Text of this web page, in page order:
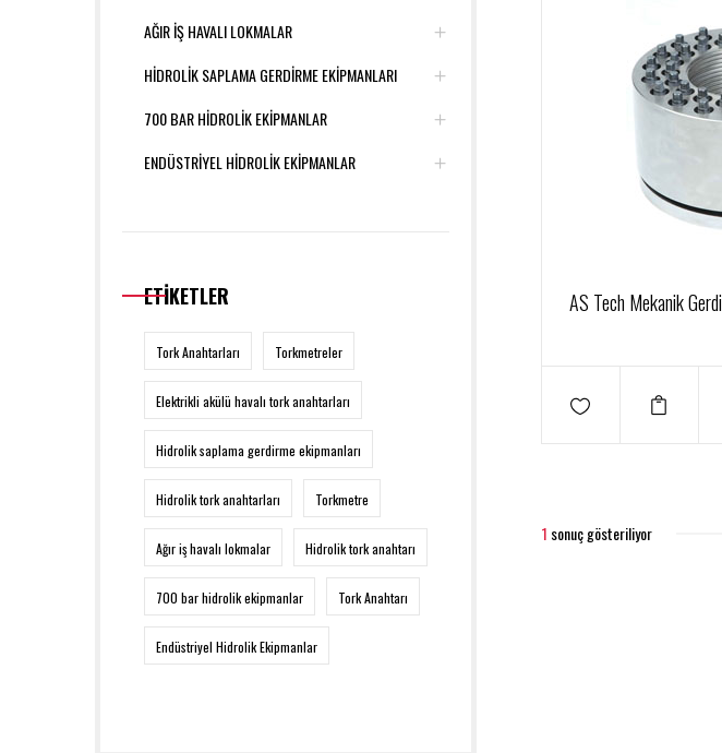
AĞIR İŞ HAVALI LOKMALAR
HİDROLİK SAPLAMA GERDİRME EKİPMANLARI
700 BAR HİDROLİK EKİPMANLAR
ENDÜSTRİYEL HİDROLİK EKİPMANLAR
ETİKETLER
Tork Anahtarları Torkmetreler
Elektrikli akülü havalı tork anahtarları
Hidrolik saplama gerdirme ekipmanları
Hidrolik tork anahtarları Torkmetre
Ağır iş havalı lokmalar Hidrolik tork anahtarı
700 bar hidrolik ekipmanlar Tork Anahtarı
Endüstriyel Hidrolik Ekipmanlar
AS Tech Mekanik
1 sonuç gösteriliyor